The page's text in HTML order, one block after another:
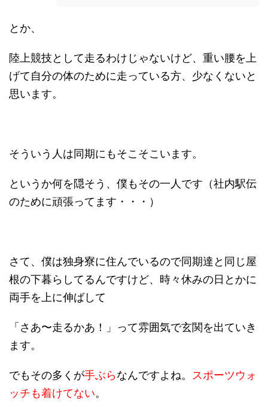
とか、
陸上競技として走るわけじゃないけど、重い腰を上
げて自分の体のために走っている方、少なくないと
思います。
そういう人は同期にもそこそこいます。
というか何を隠そう、僕もその一人です（社内駅伝
のために頑張ってます・・・）
さて、僕は独身寮に住んでいるので同期達と同じ屋
根の下暮らしてるんですけど、時々休みの日とかに
両手を上に伸ばして
「さあ〜走るかあ！」って雰囲気で玄関を出ていき
ます。
でもその多くが手ぶらなんですよね。 スポーツウォ
ッチも着けてない。